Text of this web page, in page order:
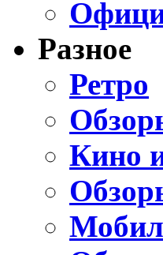
Разное
Ретро
Кино